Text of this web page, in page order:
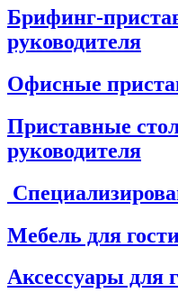
Брифинг-
руководителя
Офисные
Приставные
руководителя
Мебель для
Аксессуары для